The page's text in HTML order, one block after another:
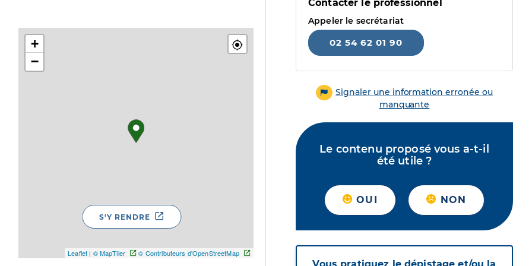
+
−
Leaflet | © MapTiler © Contributeurs d'OpenStreetMap
S'Y RENDRE
Contacter le professionnel
Appeler le secrétariat
02 54 62 01 90
Signaler une information erronée ou
manquante
Le contenu proposé vous a-t-il
été utile ?
OUI NON